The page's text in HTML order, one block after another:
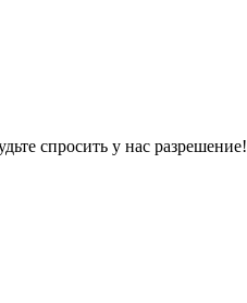
спросить у нас разрешение!